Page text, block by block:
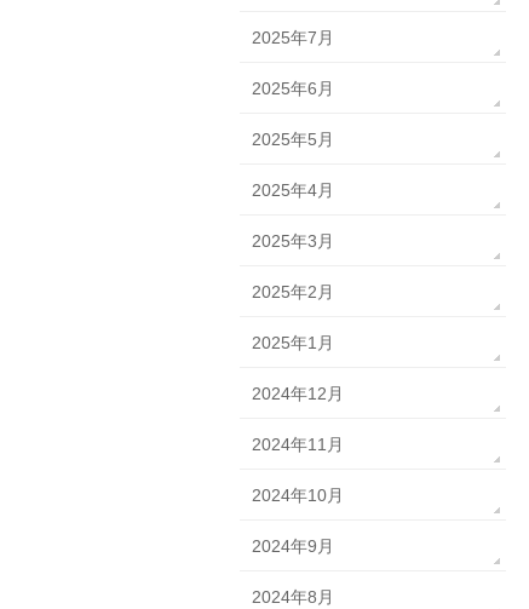
2025年7月
2025年6月
2025年5月
2025年4月
2025年3月
2025年2月
2025年1月
2024年12月
2024年11月
2024年10月
2024年9月
2024年8月